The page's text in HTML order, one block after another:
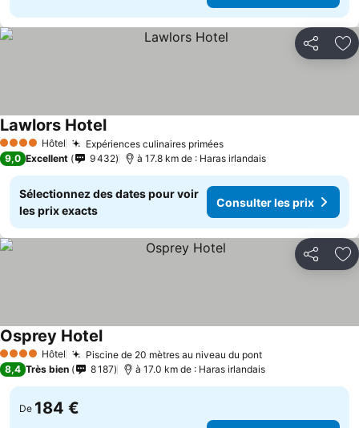
Partager
4 Étoiles Hôtel Expériences culinaires primées
Lawlors Hotel
9,0 Excellent 9 432 à 17.8 km de : Haras irlandais
Sélectionnez des dates pour voir
les prix exacts
Consulter les prix
Partager
4 Étoiles Hôtel Piscine de 20 mètres au niveau du pont
Osprey Hotel
8,4 Très bien 8 187 à 17.0 km de : Haras irlandais
De 184 €